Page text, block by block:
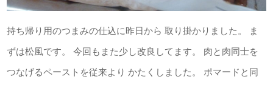
持ち帰り用のつまみの仕込に昨日から 取り掛かりました。 ま
ずは松風です。 今回もまた少し改良してます。 肉と肉同士を
つなげるペーストを従来より かたくしました。 ポマードと同